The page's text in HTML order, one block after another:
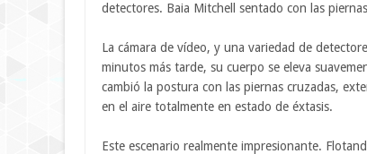
detectores. Baia Mitchell sentado con las
La cámara de vídeo, y una variedad de
minutos más tarde, su cuerpo se eleva
cambió la postura con las piernas cruzadas,
en el aire totalmente en estado de éxtasis.
Este escenario realmente impresionante.